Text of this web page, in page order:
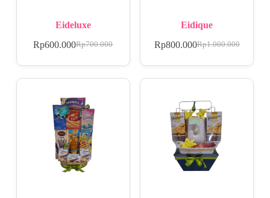
Eideluxe
Rp700.000
Rp600.000
Eidique
Rp1.000.000
Rp800.000